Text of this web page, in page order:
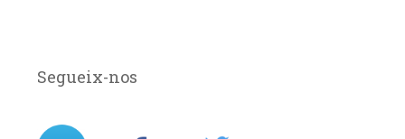
Segueix-nos